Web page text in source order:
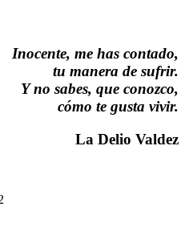
Inocente, me has contado,
tu manera de sufrir.
Y no sabes, que conozco,
cómo te gusta vivir.
La Delio Valdez